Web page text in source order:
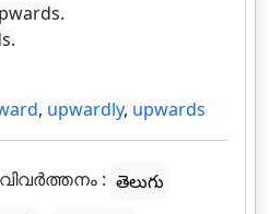
, upwardly, upwards
: తెలుగు